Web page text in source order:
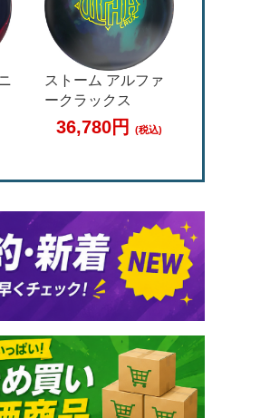
ストーム レイジン
グバイト
36,780円 (税込)